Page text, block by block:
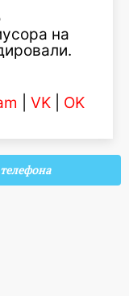
на
VK OK